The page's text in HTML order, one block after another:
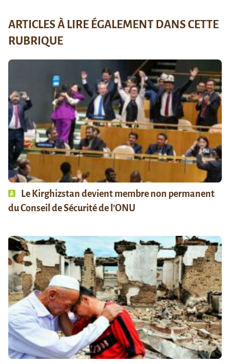
ARTICLES À LIRE ÉGALEMENT DANS CETTE
RUBRIQUE
Le Kirghizstan devient membre non permanent
du Conseil de Sécurité de l’ONU